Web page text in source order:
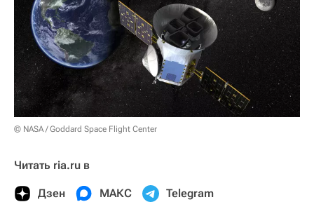
© NASA / Goddard Space Flight Center
Читать ria.ru в
Дзен МАКС Telegram